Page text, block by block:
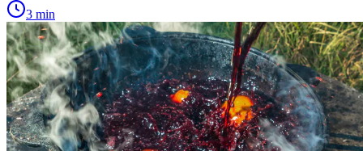
3 min